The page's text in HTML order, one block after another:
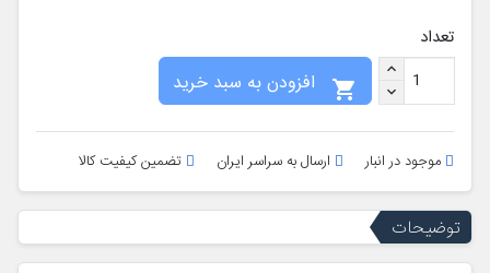
تعداد

موجود در انبار ارسال به سراسر ایران تضمین کیفیت کالا
توضیحات